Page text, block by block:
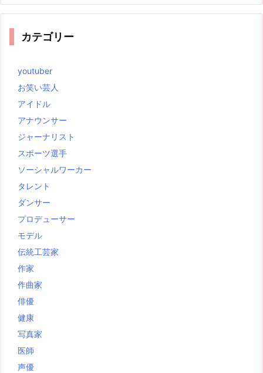
カテゴリー
youtuber
お笑い芸人
アイドル
アナウンサー
ジャーナリスト
スポーツ選手
ソーシャルワーカー
タレント
ダンサー
プロデューサー
モデル
伝統工芸家
作家
作曲家
俳優
健康
写真家
医師
声優